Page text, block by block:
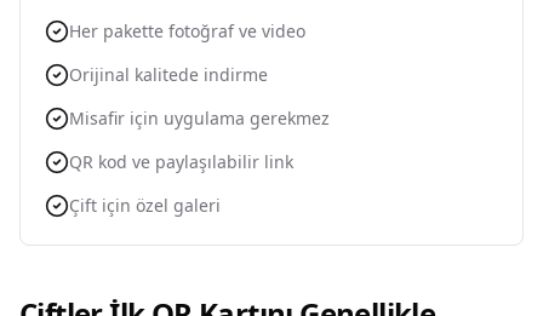
Her pakette fotoğraf ve video
Orijinal kalitede indirme
Misafir için uygulama gerekmez
QR kod ve paylaşılabilir link
Çift için özel galeri